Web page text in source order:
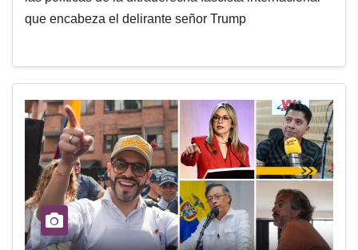
que encabeza el delirante señor Trump